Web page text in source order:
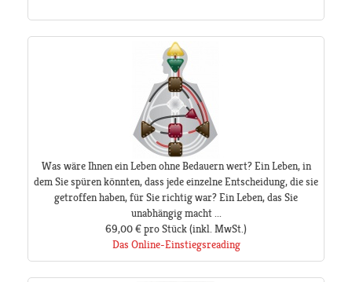
Was wäre Ihnen ein Leben ohne Bedauern wert? Ein Leben, in
dem Sie spüren könnten, dass jede einzelne Entscheidung, die sie
getroffen haben, für Sie richtig war? Ein Leben, das Sie
unabhängig macht ...
69,00 €pro Stück(inkl. MwSt.)
Das Online-Einstiegsreading